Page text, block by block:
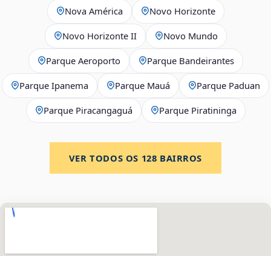
Nova América Novo Horizonte
Novo Horizonte II Novo Mundo
Parque Aeroporto Parque Bandeirantes
Parque Ipanema Parque Mauá Parque Paduan
Parque Piracangaguá Parque Piratininga
VER TODOS OS 128 BAIRROS